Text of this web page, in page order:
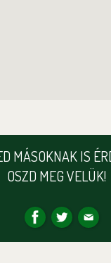
MÁSOKNAK IS
OSZD MEG VELÜK!